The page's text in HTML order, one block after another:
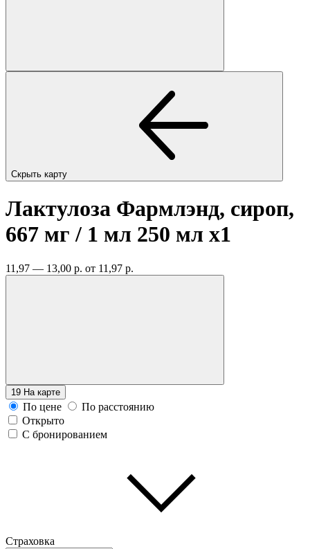
Скрыть карту
Лактулоза Фармлэнд, сироп,
667 мг / 1 мл 250 мл x1
11,97 — 13,00 р. от 11,97 р.
19 На карте
По цене
По расстоянию
Открыто
С бронированием
Страховка